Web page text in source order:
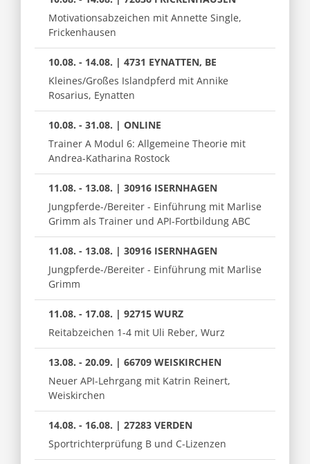
Motivationsabzeichen mit Annette Single,
Frickenhausen
10.08. - 14.08. | 4731 EYNATTEN, BE
Kleines/Großes Islandpferd mit Annike
Rosarius, Eynatten
10.08. - 31.08. | ONLINE
Trainer A Modul 6: Allgemeine Theorie mit
Andrea-Katharina Rostock
11.08. - 13.08. | 30916 ISERNHAGEN
Jungpferde-/Bereiter - Einführung mit Marlise
Grimm als Trainer und API-Fortbildung ABC
11.08. - 13.08. | 30916 ISERNHAGEN
Jungpferde-/Bereiter - Einführung mit Marlise
Grimm
11.08. - 17.08. | 92715 WURZ
Reitabzeichen 1-4 mit Uli Reber, Wurz
13.08. - 20.09. | 66709 WEISKIRCHEN
Neuer API-Lehrgang mit Katrin Reinert,
Weiskirchen
14.08. - 16.08. | 27283 VERDEN
Sportrichterprüfung B und C-Lizenzen